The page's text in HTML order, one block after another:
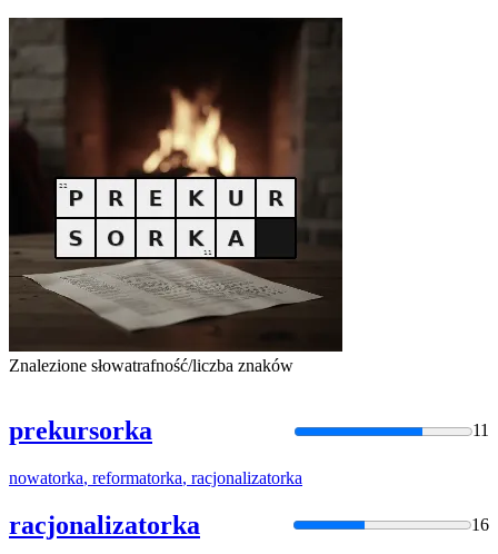
Znalezione słowatrafność/liczba znaków
prekursorka 11
nowatorka, reformatorka, racjonalizatorka
racjonalizatorka 16